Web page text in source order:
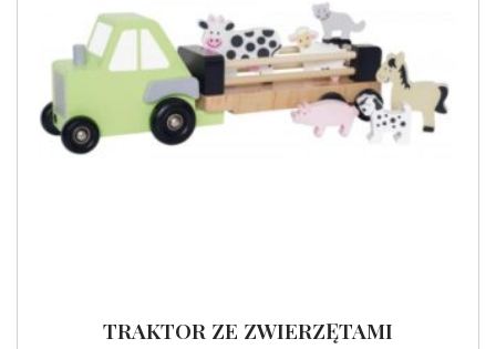
TRAKTOR ZE ZWIERZĘTAMI